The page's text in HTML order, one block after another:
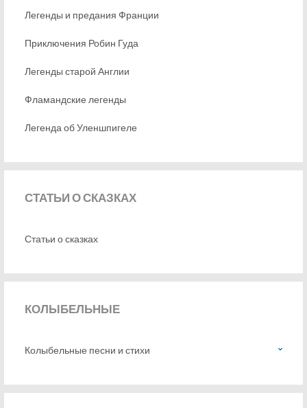
Легенды и предания Франции
Приключения Робин Гуда
Легенды старой Англии
Фламандские легенды
Легенда об Уленшпигеле
СТАТЬИО СКАЗКАХ
Статьи о сказках
КОЛЫБЕЛЬНЫЕ
Колыбельные песни и стихи